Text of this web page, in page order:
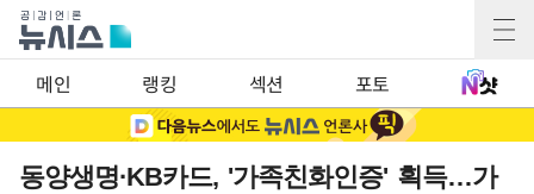
메인 랭킹 섹션 포토
동양생명·KB카드, '가족친화인증' 획득…가